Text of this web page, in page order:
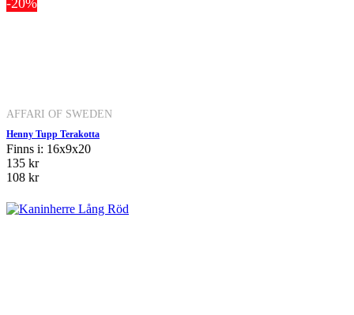
-20%
AFFARI OF SWEDEN
Henny Tupp Terakotta
Finns i: 16x9x20
135 kr
108 kr